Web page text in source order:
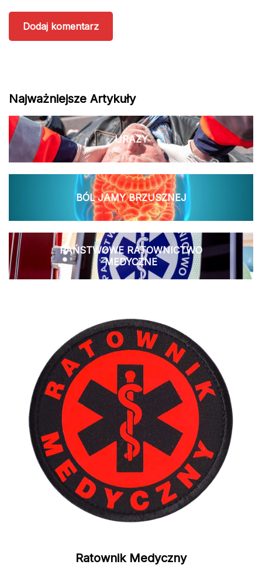
Najważniejsze Artykuły
URAZY
BÓL JAMY BRZUSZNEJ
PAŃSTWOWE RATOWNICTWO
MEDYCZNE
Ratownik Medyczny